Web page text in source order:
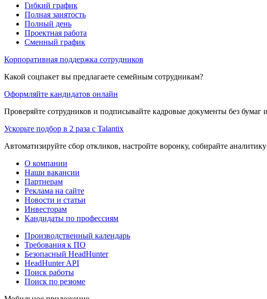
Гибкий график
Полная занятость
Полный день
Проектная работа
Сменный график
Корпоративная поддержка сотрудников
Какой соцпакет вы предлагаете семейным сотрудникам?
Оформляйте кандидатов онлайн
Проверяйте сотрудников и подписывайте кадровые документы без бумаг
Ускорьте подбор в 2 раза с Talantix
Автоматизируйте сбор откликов, настройте воронку, собирайте
О компании
Наши вакансии
Партнерам
Реклама на сайте
Новости и статьи
Инвесторам
Кандидаты по профессиям
Производственный календарь
Требования к ПО
Безопасный HeadHunter
HeadHunter API
Поиск работы
Поиск по резюме